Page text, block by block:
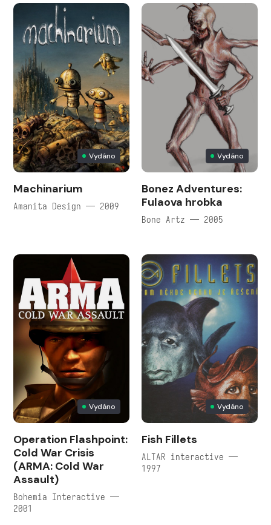
Vydáno
Machinarium
Amanita Design — 2009
Vydáno
Bonez Adventures:
Fulaova hrobka
Bone Artz — 2005
Vydáno
Operation Flashpoint:
Cold War Crisis
(ARMA: Cold War
Assault)
Bohemia Interactive —
2001
Vydáno
Fish Fillets
ALTAR interactive —
1997